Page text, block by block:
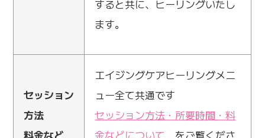
すると共に、ヒーリングいたし
ます。
セッション
方法
料金など
エイジングケアヒーリングメニ
ュー全て共通です
セッション方法・所要時間・料
金などについて をご覧くださ